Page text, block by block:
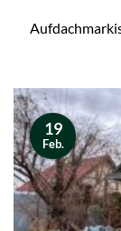
19
Feb.